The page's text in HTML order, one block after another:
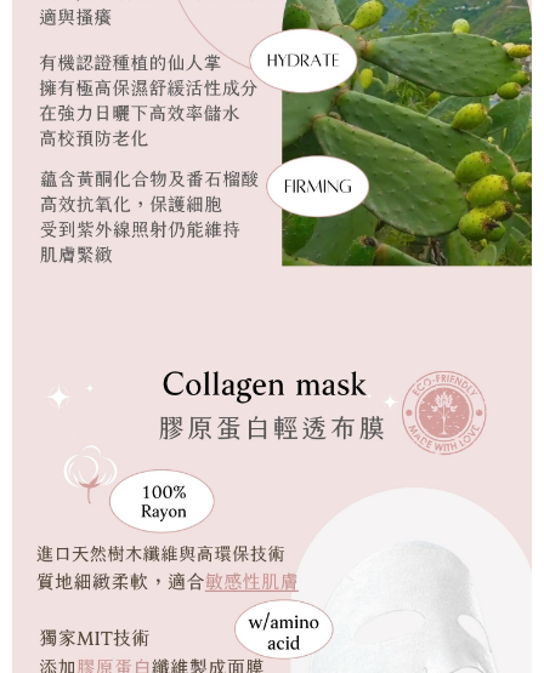
peribadi yang disenaraikan seperti di atas akan dikumpul dan digunakan
oleh AFTEE, sila jangan gunakan perkhidmatan ini.